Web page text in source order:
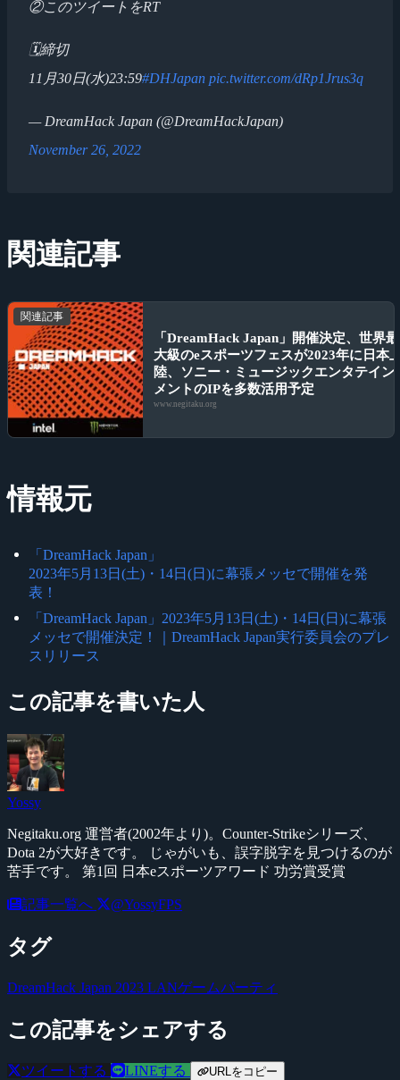
②このツイートをRT
🗓締切
11月30日(水)23:59#DHJapan pic.twitter.com/dRp1Jrus3q
— DreamHack Japan (@DreamHackJapan)
November 26, 2022
関連記事
関連記事
「DreamHack Japan」開催決定、世界最
大級のeスポーツフェスが2023年に日本
陸、ソニー・ミュージックエンタテイン
メントのIPを多数活用予定
www.negitaku.org
情報元
「DreamHack Japan」
2023年5月13日(土)・14日(日)に幕張メッセで開催を発
表！
「DreamHack Japan」2023年5月13日(土)・14日(日)に幕張
メッセで開催決定！｜DreamHack Japan実行委員会のプレ
スリリース
この記事を書いた人
Yossy
Negitaku.org 運営者(2002年より)。Counter-Strikeシリーズ、
Dota 2が大好きです。 じゃがいも、誤字脱字を見つけるのが
苦手です。 第1回 日本eスポーツアワード 功労賞受賞
記事一覧へ @YossyFPS
タグ
DreamHack Japan 2023 LANゲームパーティ
この記事をシェアする
ツイートする LINEする URLをコピー